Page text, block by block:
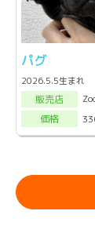
パグ
2026.5.5生まれ
販売店
価格